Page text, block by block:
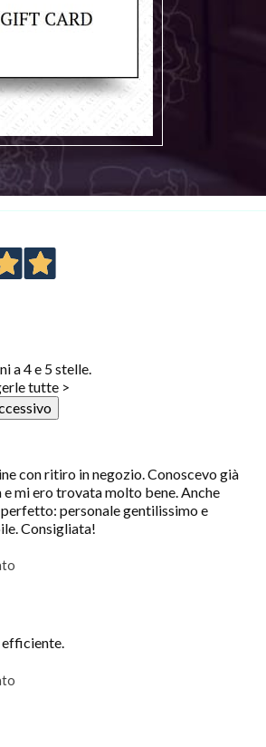
a 4 e 5 stelle.
tutte >
con ritiro in negozio. Conoscevo già
mi ero trovata molto bene. Anche
personale gentilissimo e
Consigliata!
efficiente.